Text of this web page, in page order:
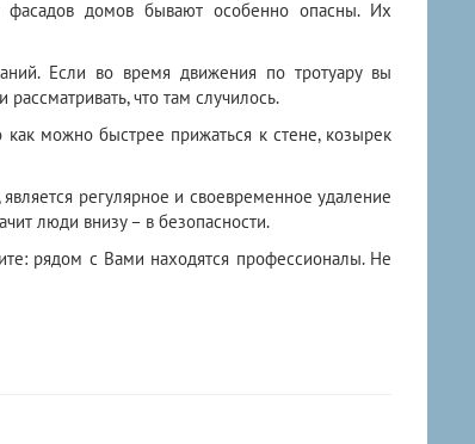
фасадов домов бывают особенно опасны. Их
Если во время движения по тротуару вы
что там случилось.
можно быстрее прижаться к стене, козырек
регулярное и своевременное удаление
люди внизу – в безопасности.
рядом с Вами находятся профессионалы. Не